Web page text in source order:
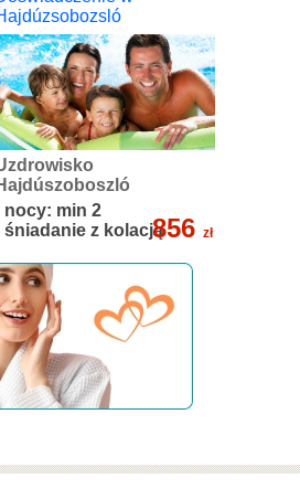
nocy: min 2
śniadanie z kolacją856 zł